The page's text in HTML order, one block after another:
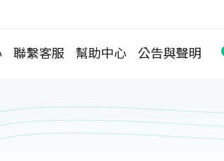
聯繫客服 幫助中心 公告與聲明